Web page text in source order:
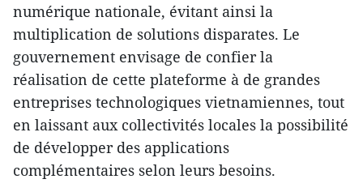
numérique nationale, évitant ainsi la
multiplication de solutions disparates. Le
gouvernement envisage de confier la
réalisation de cette plateforme à de grandes
entreprises technologiques vietnamiennes, tout
en laissant aux collectivités locales la possibilité
de développer des applications
complémentaires selon leurs besoins.